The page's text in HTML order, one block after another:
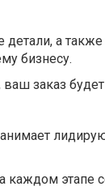
детали, а
бизнесу.
заказ будет
этапе